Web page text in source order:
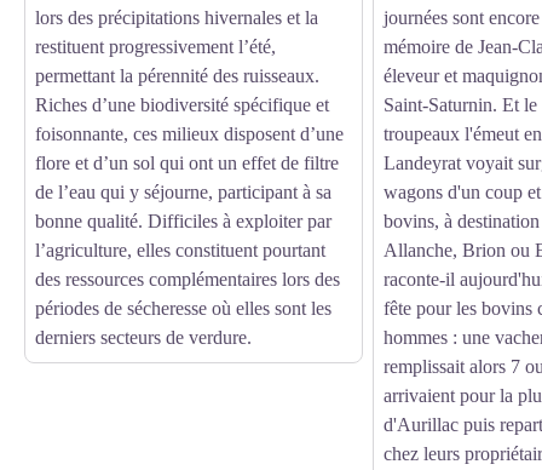
lors des précipitations hivernales et la
restituent progressivement l’été,
permettant la pérennité des ruisseaux.
Riches d’une biodiversité spécifique et
foisonnante, ces milieux disposent d’une
flore et d’un sol qui ont un effet de filtre
de l’eau qui y séjourne, participant à sa
bonne qualité. Difficiles à exploiter par
l’agriculture, elles constituent pourtant
des ressources complémentaires lors des
périodes de sécheresse où elles sont les
derniers secteurs de verdure.
journées sont
mémoire de Jean-
éleveur et
Saint-Saturnin. Et
troupeaux l'émeut
Landeyrat voyait
wagons d'un coup
bovins, à
Allanche, Brion ou
raconte-il
fête pour les bovins
hommes : une
remplissait alors 7
arrivaient pour la
d'Aurillac puis
chez leurs